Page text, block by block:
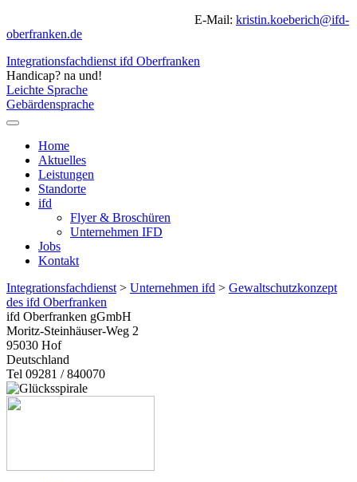
E-Mail: kristin.koeberich@ifd-
oberfranken.de
Integrationsfachdienst ifd Oberfranken
Handicap? na und!
Leichte Sprache
Gebärdensprache
Home
Aktuelles
Leistungen
Standorte
ifd
Flyer & Broschüren
Unternehmen IFD
Jobs
Kontakt
Integrationsfachdienst > Unternehmen ifd > Gewaltschutzkonzept
des ifd Oberfranken
ifd Oberfranken gGmbH
Moritz-Steinhäuser-Weg 2
95030 Hof
Deutschland
Tel 09281 / 840070